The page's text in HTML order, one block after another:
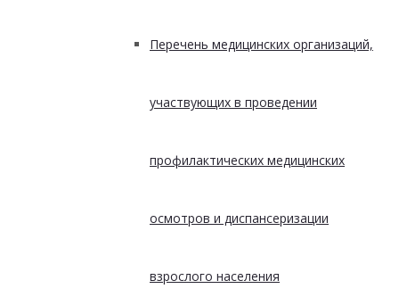
Перечень медицинских организаций,
участвующих в проведении
профилактических медицинских
осмотров и диспансеризации
взрослого населения